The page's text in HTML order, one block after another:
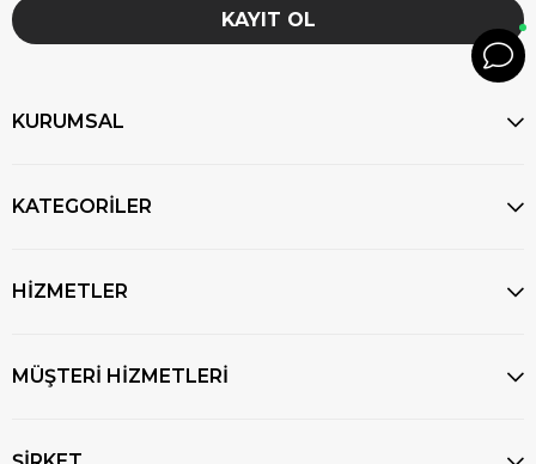
KAYIT OL
KURUMSAL
KATEGORİLER
HİZMETLER
MÜŞTERİ HİZMETLERİ